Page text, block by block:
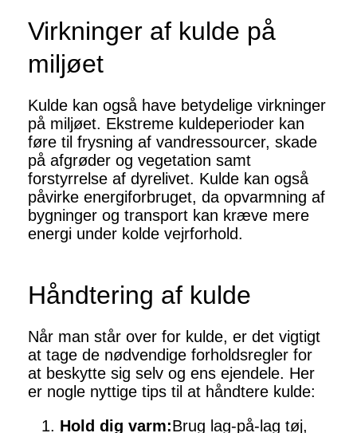
Virkninger af kulde på
miljøet
Kulde kan også have betydelige virkninger
på miljøet. Ekstreme kuldeperioder kan
føre til frysning af vandressourcer, skade
på afgrøder og vegetation samt
forstyrrelse af dyrelivet. Kulde kan også
påvirke energiforbruget, da opvarmning af
bygninger og transport kan kræve mere
energi under kolde vejrforhold.
Håndtering af kulde
Når man står over for kulde, er det vigtigt
at tage de nødvendige forholdsregler for
at beskytte sig selv og ens ejendele. Her
er nogle nyttige tips til at håndtere kulde:
Hold dig varm:Brug lag-på-lag tøj,